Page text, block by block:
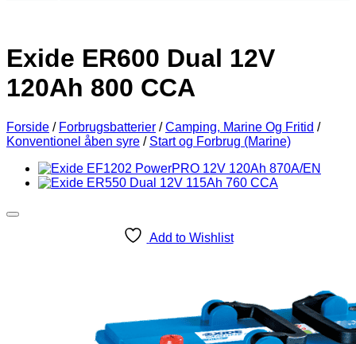
Exide ER600 Dual 12V
120Ah 800 CCA
Forside / Forbrugsbatterier / Camping, Marine Og Fritid /
Konventionel åben syre / Start og Forbrug (Marine)
Add to Wishlist